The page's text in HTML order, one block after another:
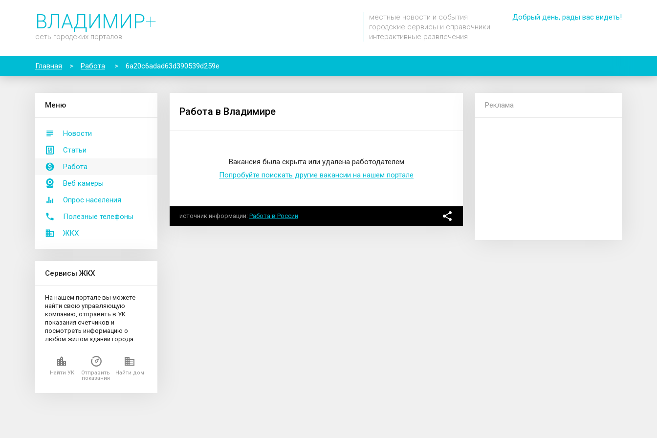
ВЛАДИМИР+
сеть городских порталов
местные новости и события
городские сервисы и справочники
интерактивные развлечения
Добрый день, рады вас видеть!
Главная > Работа > 6a20c6adad63d390539d259e
Меню
Новости
Статьи
Работа
Веб камеры
Опрос населения
Полезные телефоны
ЖКХ
Сервисы ЖКХ
На нашем портале вы можете
найти свою управляющую
компанию, отправить в УК
показания счетчиков и
посмотреть информацию о
любом жилом здании города.
Найти УК
Отправить
показания
Найти дом
Работа в Владимире
Вакансия была скрыта или удалена работодателем
Попробуйте поискать другие вакансии на нашем портале
источник информации Работа в России
Реклама